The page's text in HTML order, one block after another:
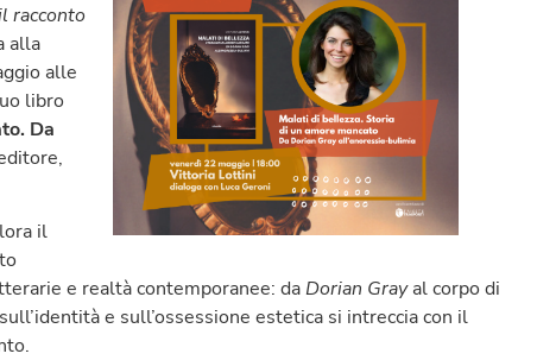
racconto
alla
alle
libro
Da
il
e realtà contemporanee: daDorian Grayal corpo di
e sull’ossessione estetica si intreccia con il